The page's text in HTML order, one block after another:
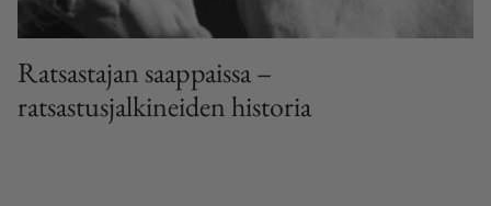
Ratsastajan saappaissa –
ratsastusjalkineiden historia